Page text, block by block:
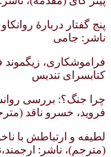
پنج گفتار دربارهٔ
ناشر: جامی
فراموشکاری،
کتابسرای تندیس
چرا جنگ؟: بررسی
فروید، خسرو ناقد
لطیفه و ارتباطش با
(مترجم)، ناشر: